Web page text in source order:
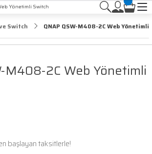
Switch QNAP QSW-M408-2C Web
M408-2C Web Yönetimli
başlayan taksitlerle!